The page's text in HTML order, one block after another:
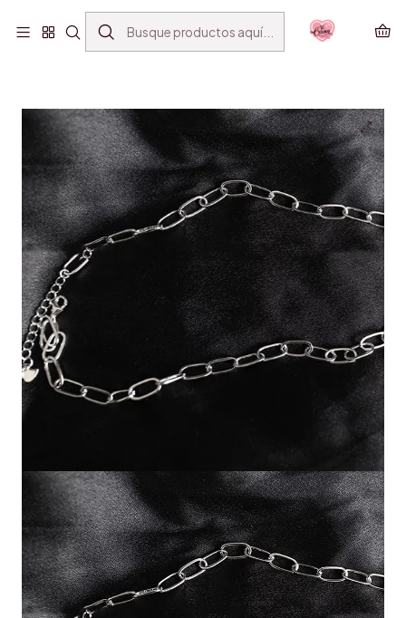
ENVÍO GRATIS SANTIAGO(*) POR COMPRAS SOBRE$39.990
ACCESORIOS COLLARES LIL CHAIN SILVER